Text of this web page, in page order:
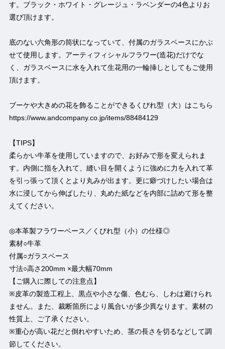
す。ブラック・ホワイト・グレージュ・ラベンダーの4色よりお
選び頂けます。
底のない六角形の筒状になっていて、付属のガラスベースにかぶ
せて使用します。アーティフィシャルフラワー(造花)だけでな
く、ガラスベースに水を入れて生花用の一輪挿しとしてもご使用
頂けます。
ブーケや大きめの花を飾ることができるくびれ型（大）はこちら
https://www.andcompany.co.jp/items/88484129
【TIPS】
柔らかい牛革を使用していますので、お好みで形を変えられま
す。内側に指を入れて、縫い目を開くように強めに力を入れて革
を引っ張って頂くとより丸みが出ます。更に癖づけしたい場合は
水に浸してから伸ばしたり、丸めた紙などを内部に詰めて形を整
えてください。
◎本革製フラワーベース／くびれ型（小）の仕様◎
素材○牛革
付属○ガラスベース
寸法○高さ200mm ×最大幅70mm
【ご購入に際しての注意点】
※皮革の製造工程上、黒点や小さな傷、色むら、しわは避けられ
ません。また、裁断箇所により風合いが多少異なります。素材の
性質上、ご了承ください。
※重心が高い花だと倒れやすいため、茎の長さを切るなどして調
節してください。